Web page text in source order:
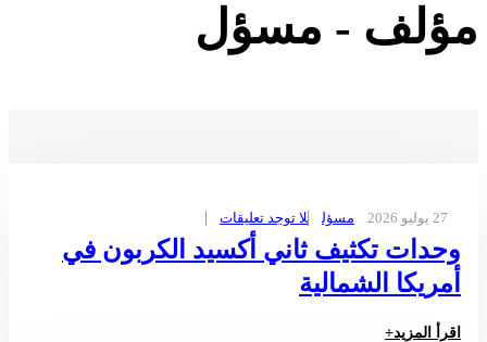
مؤلف - مسؤل
27 يوليو 2026 مسؤل لا توجد تعليقات
وحدات تكثيف ثاني أكسيد الكربون في
أمريكا الشمالية
اقرأ المزيد+